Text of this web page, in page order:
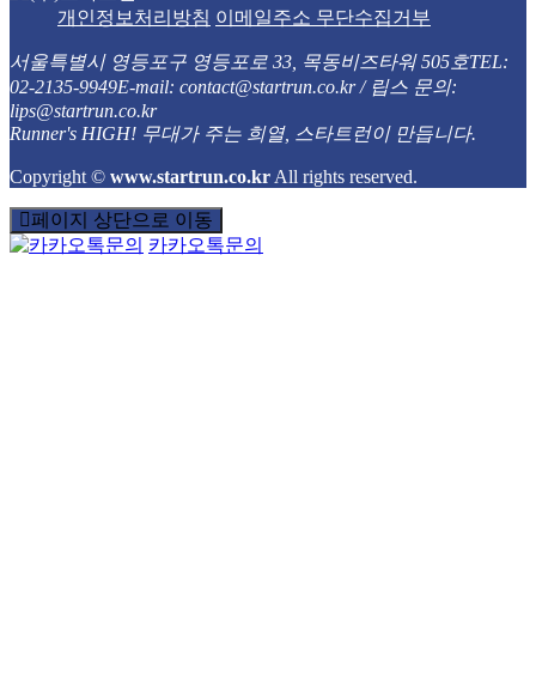
개인정보처리방침 이메일주소 무단수집거부
서울특별시 영등포구 영등포로 33, 목동비즈타워 505호TEL:
02-2135-9949E-mail: contact@startrun.co.kr / 립스 문의:
lips@startrun.co.kr
Runner's HIGH! 무대가 주는 희열, 스타트런이 만듭니다.
Copyright © www.startrun.co.kr All rights reserved.
페이지 상단으로 이동
카카오톡문의